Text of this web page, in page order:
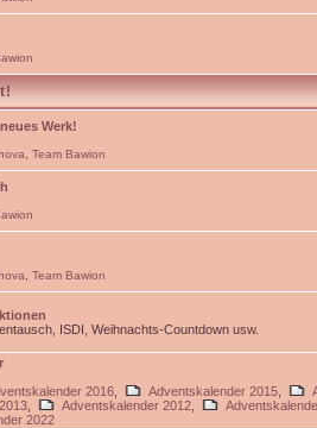
Werk!
Team Bawion
Team Bawion
ISDI, Weihnachts-Countdown usw.
2016 Adventskalender 2015
Adventskalender 2012
2022